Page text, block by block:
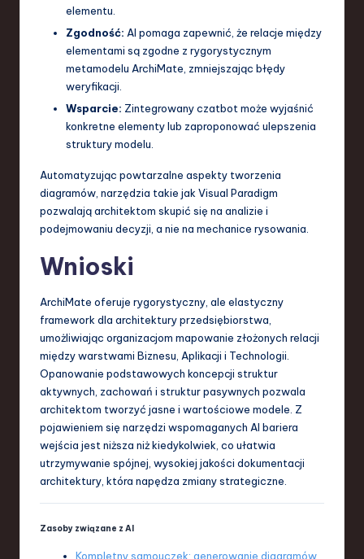
elementu.
Zgodność: AI pomaga zapewnić, że relacje między
elementami są zgodne z rygorystycznym
metamodelu ArchiMate, zmniejszając błędy
weryfikacji.
Wsparcie: Zintegrowany czatbot może wyjaśnić
konkretne elementy lub zaproponować ulepszenia
struktury modelu.
Automatyzując powtarzalne aspekty tworzenia
diagramów, narzędzia takie jak Visual Paradigm
pozwalają architektom skupić się na analizie i
podejmowaniu decyzji, a nie na mechanice rysowania.
Wnioski
ArchiMate oferuje rygorystyczny, ale elastyczny
framework dla architektury przedsiębiorstwa,
umożliwiając organizacjom mapowanie złożonych relacji
między warstwami Biznesu, Aplikacji i Technologii.
Opanowanie podstawowych koncepcji struktur
aktywnych, zachowań i struktur pasywnych pozwala
architektom tworzyć jasne i wartościowe modele. Z
pojawieniem się narzędzi wspomaganych AI bariera
wejścia jest niższa niż kiedykolwiek, co ułatwia
utrzymywanie spójnej, wysokiej jakości dokumentacji
architektury, która napędza zmiany strategiczne.
Zasoby związane z AI
Kompletny samouczek: generowanie diagramów